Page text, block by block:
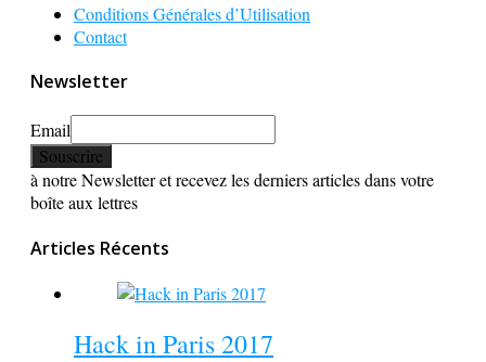
Conditions Générales d’Utilisation
Contact
Newsletter
Email
à notre Newsletter et recevez les derniers articles dans votre
boîte aux lettres
Articles Récents
Hack in Paris 2017